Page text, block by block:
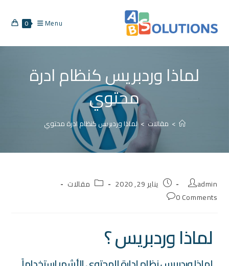
0 Menu
لماذا وردبريس كنظام ادرة
محتوي
> مقالات > لماذا وردبريس كنظام ادرة محتوي
admin يناير 29, 2020
مقالات
0 Comments
لماذا وردبريس ؟